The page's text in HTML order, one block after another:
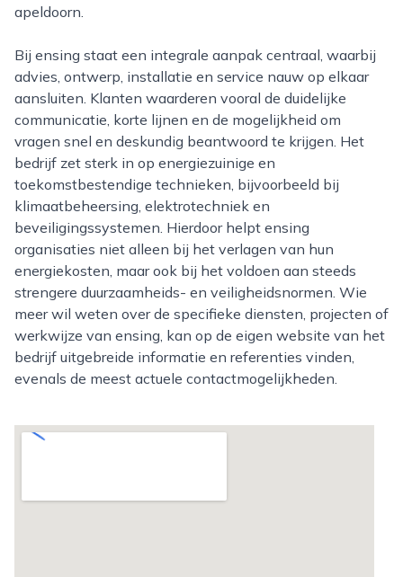
apeldoorn.
Bij ensing staat een integrale aanpak centraal, waarbij
advies, ontwerp, installatie en service nauw op elkaar
aansluiten. Klanten waarderen vooral de duidelijke
communicatie, korte lijnen en de mogelijkheid om
vragen snel en deskundig beantwoord te krijgen. Het
bedrijf zet sterk in op energiezuinige en
toekomstbestendige technieken, bijvoorbeeld bij
klimaatbeheersing, elektrotechniek en
beveiligingssystemen. Hierdoor helpt ensing
organisaties niet alleen bij het verlagen van hun
energiekosten, maar ook bij het voldoen aan steeds
strengere duurzaamheids- en veiligheidsnormen. Wie
meer wil weten over de specifieke diensten, projecten of
werkwijze van ensing, kan op de eigen website van het
bedrijf uitgebreide informatie en referenties vinden,
evenals de meest actuele contactmogelijkheden.